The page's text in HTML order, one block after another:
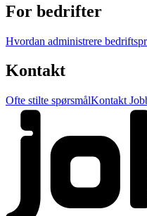
For bedrifter
Hvordan administrere
Kontakt
Ofte stilte spørsmålKontakt